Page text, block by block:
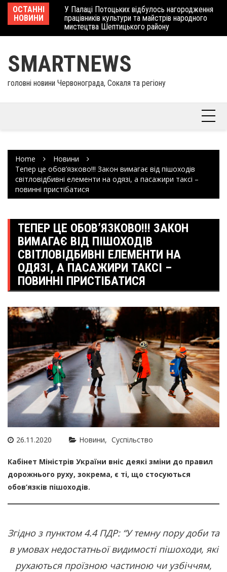
Skip
content
ОСТАННІ
НОВИНИ
У Палаці Потоцьких відбулось нагородження
працівників культури та майстрів народного
мистецтва Шептицького району
SMARTNEWS
головні новини Червонограда, Сокаля та регіону
Home
Новини
Тепер це обов’язково!!! Закон вимагає від пішоходів
світловідбивні елементи на одязі, а пасажири таксі –
повинні пристібатися
ТЕПЕР ЦЕ ОБОВ’ЯЗКОВО!!! ЗАКОН
ВИМАГАЄ ВІД ПІШОХОДІВ
СВІТЛОВІДБИВНІ ЕЛЕМЕНТИ НА
ОДЯЗІ, А ПАСАЖИРИ ТАКСІ –
ПОВИННІ ПРИСТІБАТИСЯ
26.11.2020 Новини Суспільство
Кабінет Міністрів України вніс деякі зміни до правил
дорожнього руху, зокрема, є ті, що стосуються
обов’язків пішоходів.
Згідно з пунктом 4.4 ПДР: “У темну пору доби та
в умовах недостатньої видимості пішоходи, які
рухаються проїзною частиною чи узбіччям,